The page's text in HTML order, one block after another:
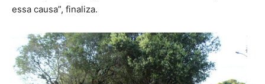
essa causa”, finaliza.